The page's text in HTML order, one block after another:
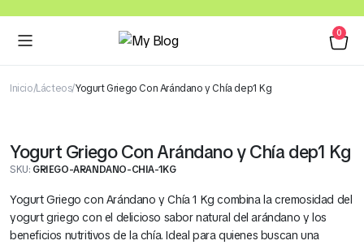
0
Inicio Lácteos Yogurt Griego Con Arándano y Chía dep1 Kg
Yogurt Griego Con Arándano y Chía dep1 Kg
SKU: GRIEGO-ARANDANO-CHIA-1KG
Yogurt Griego con Arándano y Chía 1 Kg combina la cremosidad del
yogurt griego con el delicioso sabor natural del arándano y los
beneficios nutritivos de la chía. Ideal para quienes buscan una